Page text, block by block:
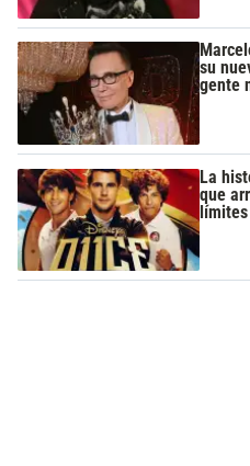
su
gente
La
que